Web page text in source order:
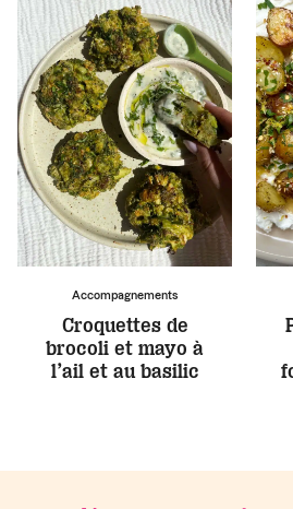
Accompagnements
Croquettes de
brocoli et mayo à
l’ail et au basilic